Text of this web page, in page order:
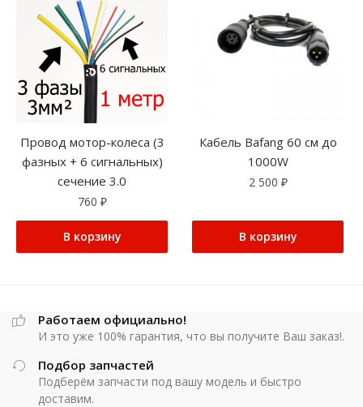
Провод мотор-колеса (3
фазных + 6 сигнальных)
сечение 3.0
760 ₽
В корзину
Кабель Bafang 60 см до
1000W
2 500 ₽
В корзину
Работаем официально!
И это уже 100% гарантия, что вы получите Ваш заказ!.
Подбор запчастей
Подберём запчасти под вашу модель и быстро
доставим.